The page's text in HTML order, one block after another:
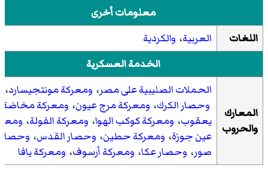
معلومات أخرى
اللغات
العربية، والکردیة
الخدمة العسكرية
المعارك
والحروب
الحملات الصليبية على مصر، ومعركة مونتجيسارد،
وحصار الكرك، ومعركة مرج عيون، ومعركة مخاضة
يعقوب، ومعركة كوكب الهوا، ومعركة الفولة،
عين جوزة، ومعركة حطين، وحصار القدس، وحصار
صور، وحصار عكا، ومعركة أرسوف، ومعركة يافا